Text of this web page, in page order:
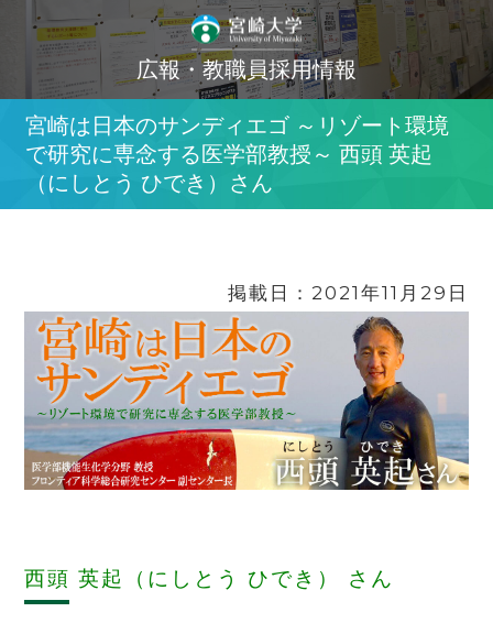
広報・教職員採用情報
宮崎は日本のサンディエゴ ～リゾート環境
で研究に専念する医学部教授～ 西頭 英起
（にしとう ひでき）さん
掲載日：2021年11月29日
西頭 英起（にしとう ひでき） さん